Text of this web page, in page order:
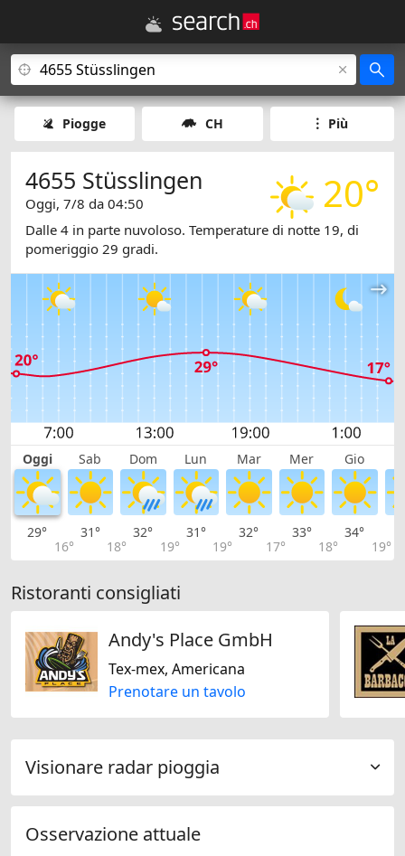
Piogge CH Più
20°
4655 Stüsslingen
Oggi, 7/8 da 04:50
Dalle 4 in parte nuvoloso. Temperature di notte 19, di
pomeriggio 29 gradi.
Oggi Sab Dom Lun Mar Mer Gio
29°
16°
31°
18°
32°
19°
31°
19°
32°
17°
33°
18°
34°
19°
Ristoranti consigliati
Andy's Place GmbH
Tex-mex, Americana
Prenotare un tavolo
Visionare radar pioggia
Osservazione attuale